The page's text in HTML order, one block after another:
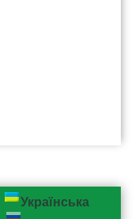
Українська